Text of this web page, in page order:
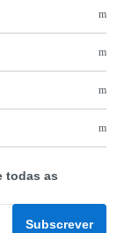
todas as
Subscrever